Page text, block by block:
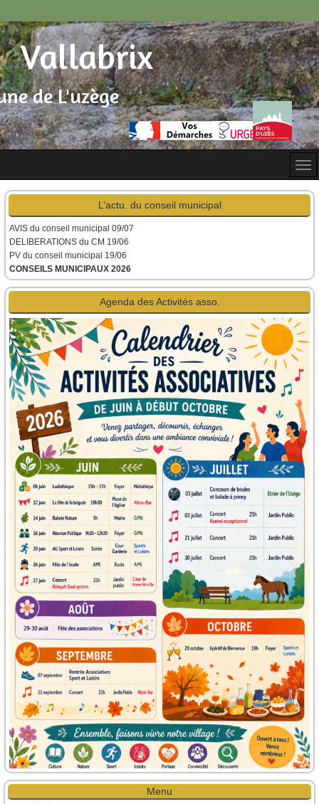
de L'uzège
Vallabrix
L’actu. du conseil municipal
AVIS du conseil municipal 09/07
DELIBERATIONS du CM 19/06
PV du conseil municipal 19/06
CONSEILS MUNICIPAUX 2026
Agenda des Activités asso.
Menu